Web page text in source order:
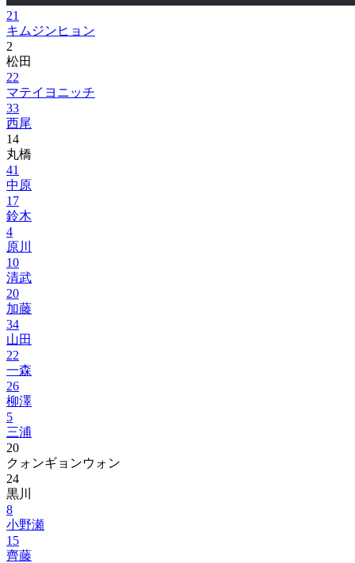
21
キムジンヒョン
2
松田
22
マテイヨニッチ
33
西尾
14
丸橋
41
中原
17
鈴木
4
原川
10
清武
20
加藤
34
山田
22
一森
26
柳澤
5
三浦
20
クォンギョンウォン
24
黒川
8
小野瀬
15
齊藤